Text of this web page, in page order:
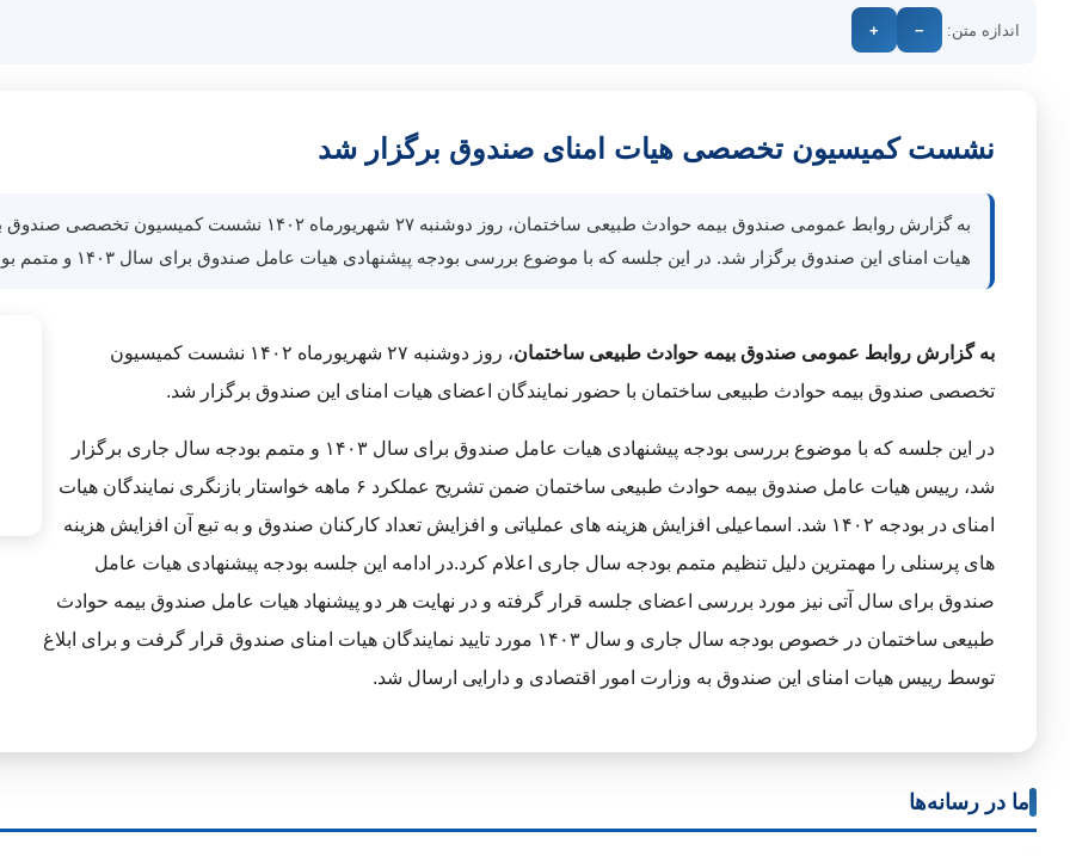
اندازه متن: −
+
نشست کمیسیون تخصصی هیات امنای صندوق برگزار شد
به گزارش روابط عمومی صندوق بیمه حوادث طبیعی ساختمان، روز
هیات امنای این صندوق برگزار شد. در این جلسه که با موضوع بررسی بودجه پیشنهادی هیات عامل صندوق برای سال ۱۴۰۳ و متمم بودجه سال جاری برگزار شد، رییس […]
به گزارش روابط عمومی صندوق بیمه حوادث طبیعی ساختمان
، روز دوشنبه ۲۷ شهریورماه ۱۴۰۲ نشست کمیسیون
تخصصی صندوق بیمه حوادث طبیعی ساختمان با حضور نمایندگان اعضای هیات امنای این صندوق برگزار شد.
در این جلسه که با موضوع بررسی بودجه پیشنهادی هیات عامل صندوق برای سال ۱۴۰۳ و متمم بودجه سال جاری برگزار
شد، رییس هیات عامل صندوق بیمه حوادث طبیعی ساختمان ضمن تشریح عملکرد ۶ ماهه خواستار بازنگری نمایندگان هیات
امنای در بودجه ۱۴۰۲ شد. اسماعیلی افزایش هزینه های عملیاتی و افزایش تعداد کارکنان صندوق و به تبع آن افزایش هزینه
های پرسنلی را مهمترین دلیل تنظیم متمم بودجه سال جاری اعلام کرد.در ادامه این جلسه بودجه پیشنهادی هیات عامل
صندوق برای سال آتی نیز مورد بررسی اعضای جلسه قرار گرفته و در نهایت هر دو پیشنهاد هیات عامل صندوق بیمه حوادث
طبیعی ساختمان در خصوص بودجه سال جاری و سال ۱۴۰۳ مورد تایید نمایندگان هیات امنای صندوق قرار گرفت و برای ابلاغ
توسط رییس هیات امنای این صندوق به وزارت امور اقتصادی و دارایی ارسال شد.
ما در رسانه‌ها